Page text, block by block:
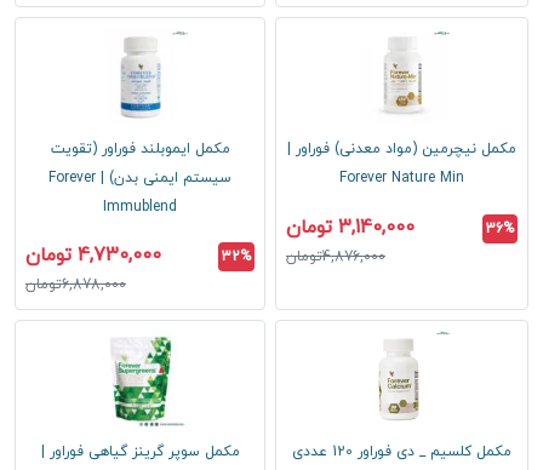
مکمل نیچرمین (مواد معدنی) فوراور |
Forever Nature Min
36% 3,140,000 تومان
4,876,000تومان
مکمل ایموبلند فوراور (تقویت
سیستم ایمنی بدن) | Forever
Immublend
32% 4,730,000 تومان
6,878,000تومان
مکمل کلسیم _ دی فوراور 120 عددی
مکمل سوپر گرینز گیاهی فوراور |